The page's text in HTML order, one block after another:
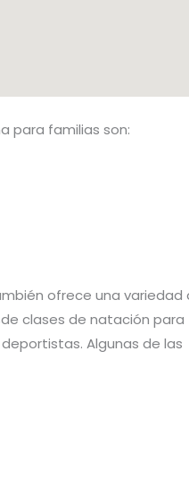
para familias son:
ofrece una variedad
clases de natación para
Algunas de las